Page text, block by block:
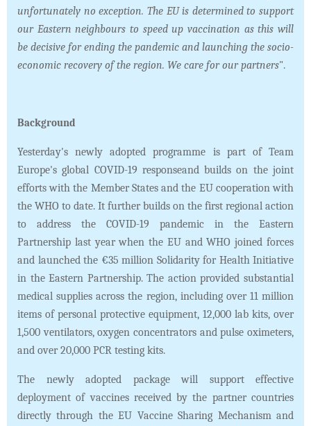
unfortunately no exception. The EU is determined to support
our Eastern neighbours to speed up vaccination as this will
be decisive for ending the pandemic and launching the socio-
economic recovery of the region. We care for our partners".
Background
Yesterday's newly adopted programme is part of Team
Europe's global COVID-19 responseand builds on the joint
efforts with the Member States and the EU cooperation with
the WHO to date. It further builds on the first regional action
to address the COVID-19 pandemic in the Eastern
Partnership last year when the EU and WHO joined forces
and launched the €35 million Solidarity for Health Initiative
in the Eastern Partnership. The action provided substantial
medical supplies across the region, including over 11 million
items of personal protective equipment, 12,000 lab kits, over
1,500 ventilators, oxygen concentrators and pulse oximeters,
and over 20,000 PCR testing kits.
The newly adopted package will support effective
deployment of vaccines received by the partner countries
directly through the EU Vaccine Sharing Mechanism and